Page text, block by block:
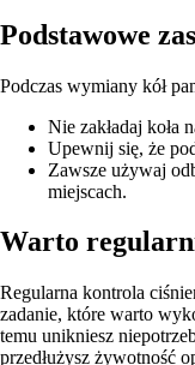
Podstawowe
Podczas wymiany kół
Nie zakładaj koła
Upewnij się, że
Zawsze używaj
miejscach.
Warto
Regularna kontrola
zadanie, które warto
temu unikniesz
przedłużysz żywotność